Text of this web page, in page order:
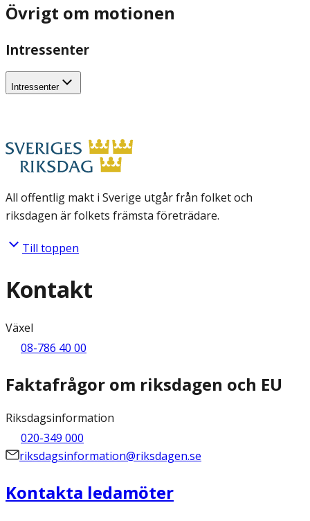
Övrigt om motionen
Intressenter
Intressenter
All offentlig makt i Sverige utgår från folket och
riksdagen är folkets främsta företrädare.
Till toppen
Kontakt
Växel
08-786 40 00
Faktafrågor om riksdagen och EU
Riksdagsinformation
020-349 000
riksdagsinformation@riksdagen.se
Kontakta ledamöter